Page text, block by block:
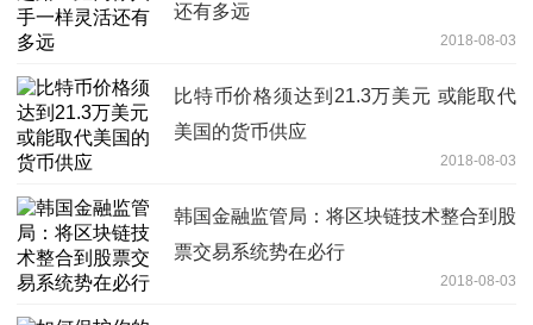
还有多远
2018-08-03
比特币价格须达到21.3万美元 或能取代
美国的货币供应
2018-08-03
韩国金融监管局：将区块链技术整合到股
票交易系统势在必行
2018-08-03